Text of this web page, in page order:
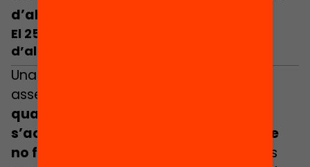
d’abandonar els estudis
El 25% d’instituts acumulen el 50%
d’alumnat que abandona
Una dada preocupant que també
assenyala la recerca és que
quarta part dels centres catalans
s’acumula la meitat de l’alumnat que
no fa el salt a la postobligatòria
. En els